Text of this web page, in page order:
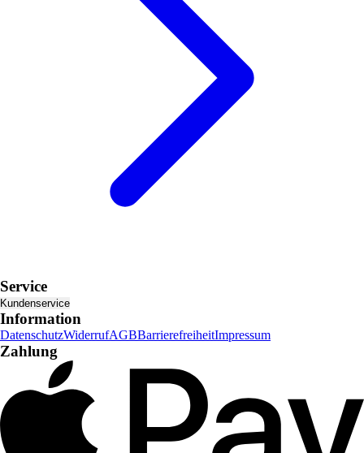
Service
Kundenservice
Information
DatenschutzWiderrufAGBBarrierefreiheitImpressum
Zahlung